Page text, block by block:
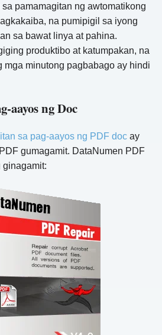
pamamagitan ng awtomatikong
na pumipigil sa iyong
sa bawat linya at pahina.
produktibo at katumpakan, na
mga minutong pagbabago ay hindi
aayos ng Doc
sa pag-aayos ng PDF doc ay
gumagamit. DataNumen PDF
ginagamit: